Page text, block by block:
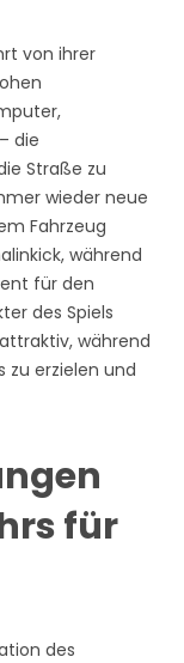
von ihrer
die
Straße zu
wieder neue
Fahrzeug
während
für den
des Spiels
während
zu erzielen und
für
des